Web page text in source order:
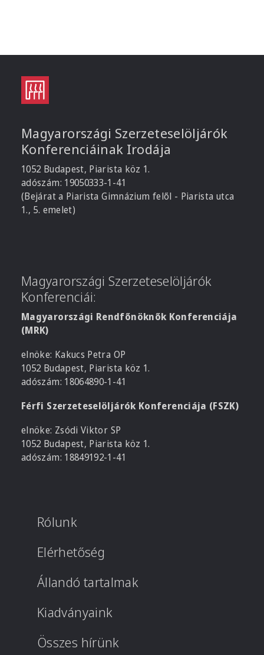
Magyarországi Szerzeteselöljárók
Konferenciáinak Irodája
1052 Budapest, Piarista köz 1.
adószám: 19050333-1-41
(Bejárat a Piarista Gimnázium felől - Piarista utca
1., 5. emelet)
Magyarországi Szerzeteselöljárók
Konferenciái:
Magyarországi Rendfőnöknők Konferenciája
(MRK)
elnöke: Kakucs Petra OP
1052 Budapest, Piarista köz 1.
adószám: 18064890-1-41
Férfi Szerzeteselöljárók Konferenciája (FSZK)
elnöke: Zsódi Viktor SP
1052 Budapest, Piarista köz 1.
adószám: 18849192-1-41
Rólunk
Elérhetőség
Állandó tartalmak
Kiadványaink
Összes hírünk